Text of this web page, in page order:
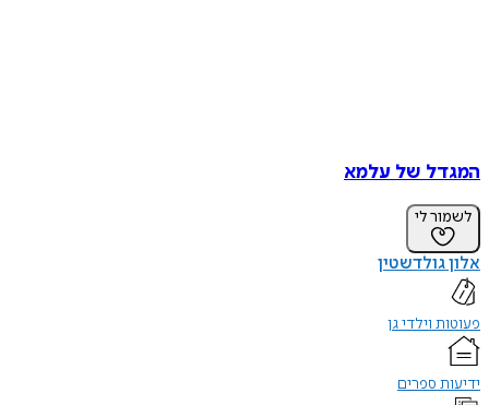
המגדל של עלמא
לשמור לי
אלון גולדשטין
פעוטות וילדי גן
ידיעות ספרים